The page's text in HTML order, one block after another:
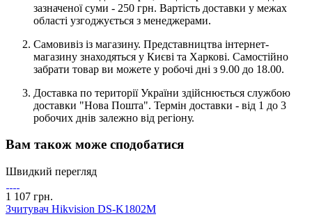
зазначеної суми - 250 грн. Вартість доставки у межах
області узгоджується з менеджерами.
Самовивіз із магазину. Представництва інтернет-
магазину знаходяться у Києві та Харкові. Самостійно
забрати товар ви можете у робочі дні з 9.00 до 18.00.
Доставка по території України здійснюється службою
доставки "Нова Пошта". Термін доставки - від 1 до 3
робочих днів залежно від регіону.
Вам також може сподобатися
Швидкий перегляд
1 107 грн.
Зчитувач Hikvision DS-K1802M